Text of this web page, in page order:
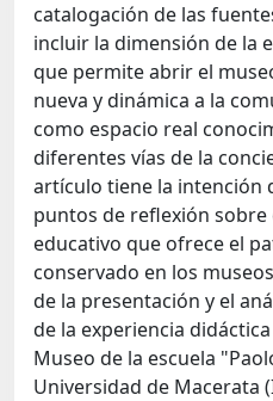
catalogación de las
incluir la dimensión de la
que permite abrir el
nueva y dinámica a la
como espacio real
diferentes vías de la
artículo tiene la intención
puntos de reflexión
educativo que ofrece el
conservado en los
de la presentación y el
de la experiencia
Museo de la escuela
Universidad de Macerata